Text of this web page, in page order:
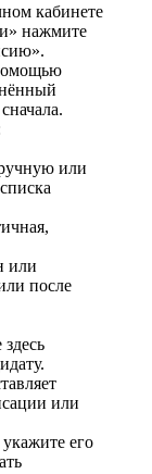
кабинете
нажмите
или
или
после
или
его